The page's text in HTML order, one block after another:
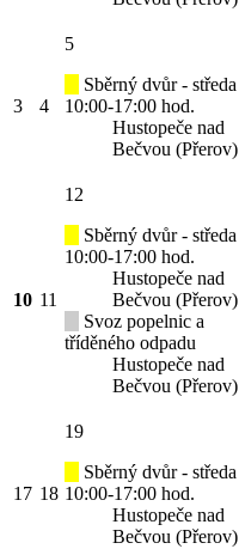
3 4
5
Sběrný dvůr - středa
10:00-17:00 hod.
Hustopeče nad
Bečvou (Přerov)
10 11
12
Sběrný dvůr - středa
10:00-17:00 hod.
Hustopeče nad
Bečvou (Přerov)
Svoz popelnic a
tříděného odpadu
Hustopeče nad
Bečvou (Přerov)
17 18
19
Sběrný dvůr - středa
10:00-17:00 hod.
Hustopeče nad
Bečvou (Přerov)